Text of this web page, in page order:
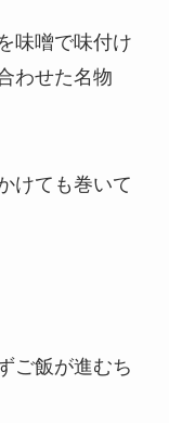
味噌で味付け
わせた名物
けても巻いて
ご飯が進むち